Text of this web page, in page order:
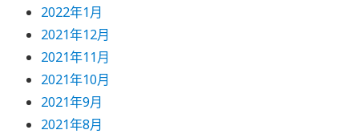
2022年1月
2021年12月
2021年11月
2021年10月
2021年9月
2021年8月